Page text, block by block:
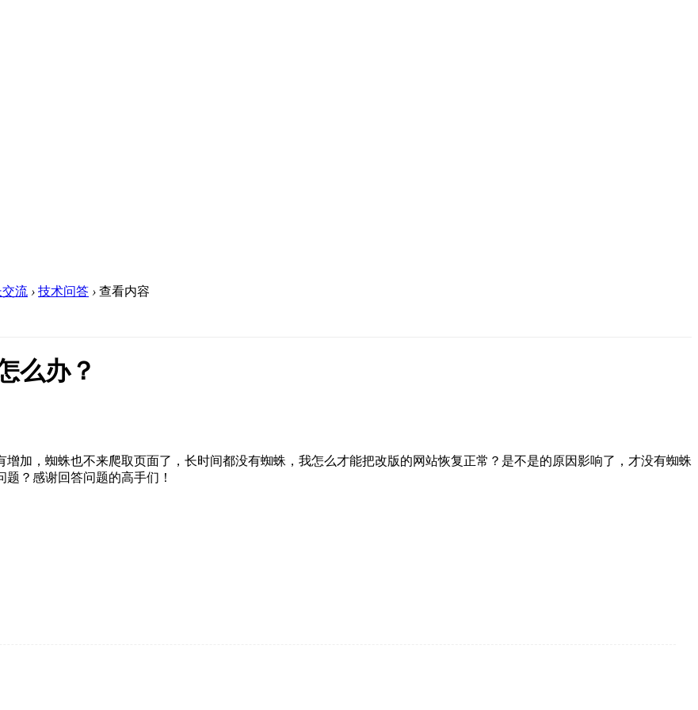
流 › 技术问答 › 查看内容
么办？
加，蜘蛛也不来爬取页面了，长时间都没有蜘蛛，我怎么才能把改版的网站恢复正常？是不是的原因影响了，才没有蜘蛛
？感谢回答问题的高手们！